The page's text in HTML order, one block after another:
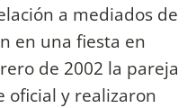
a mediados de
en una fiesta en
de 2002 la pareja
oficial y realizaron